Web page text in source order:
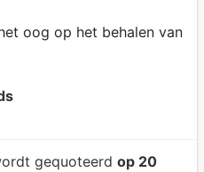
oog op het behalen van
gequoteerd op 20